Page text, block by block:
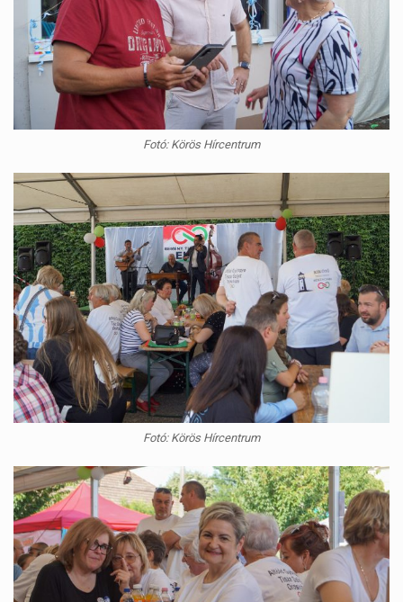
Fotó: Körös Hírcentrum
Fotó: Körös Hírcentrum